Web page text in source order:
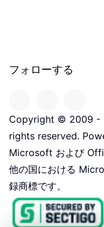
フォローする
Copyright © 2009 -
rights reserved.
Microsoft および
他の国における
録商標です。